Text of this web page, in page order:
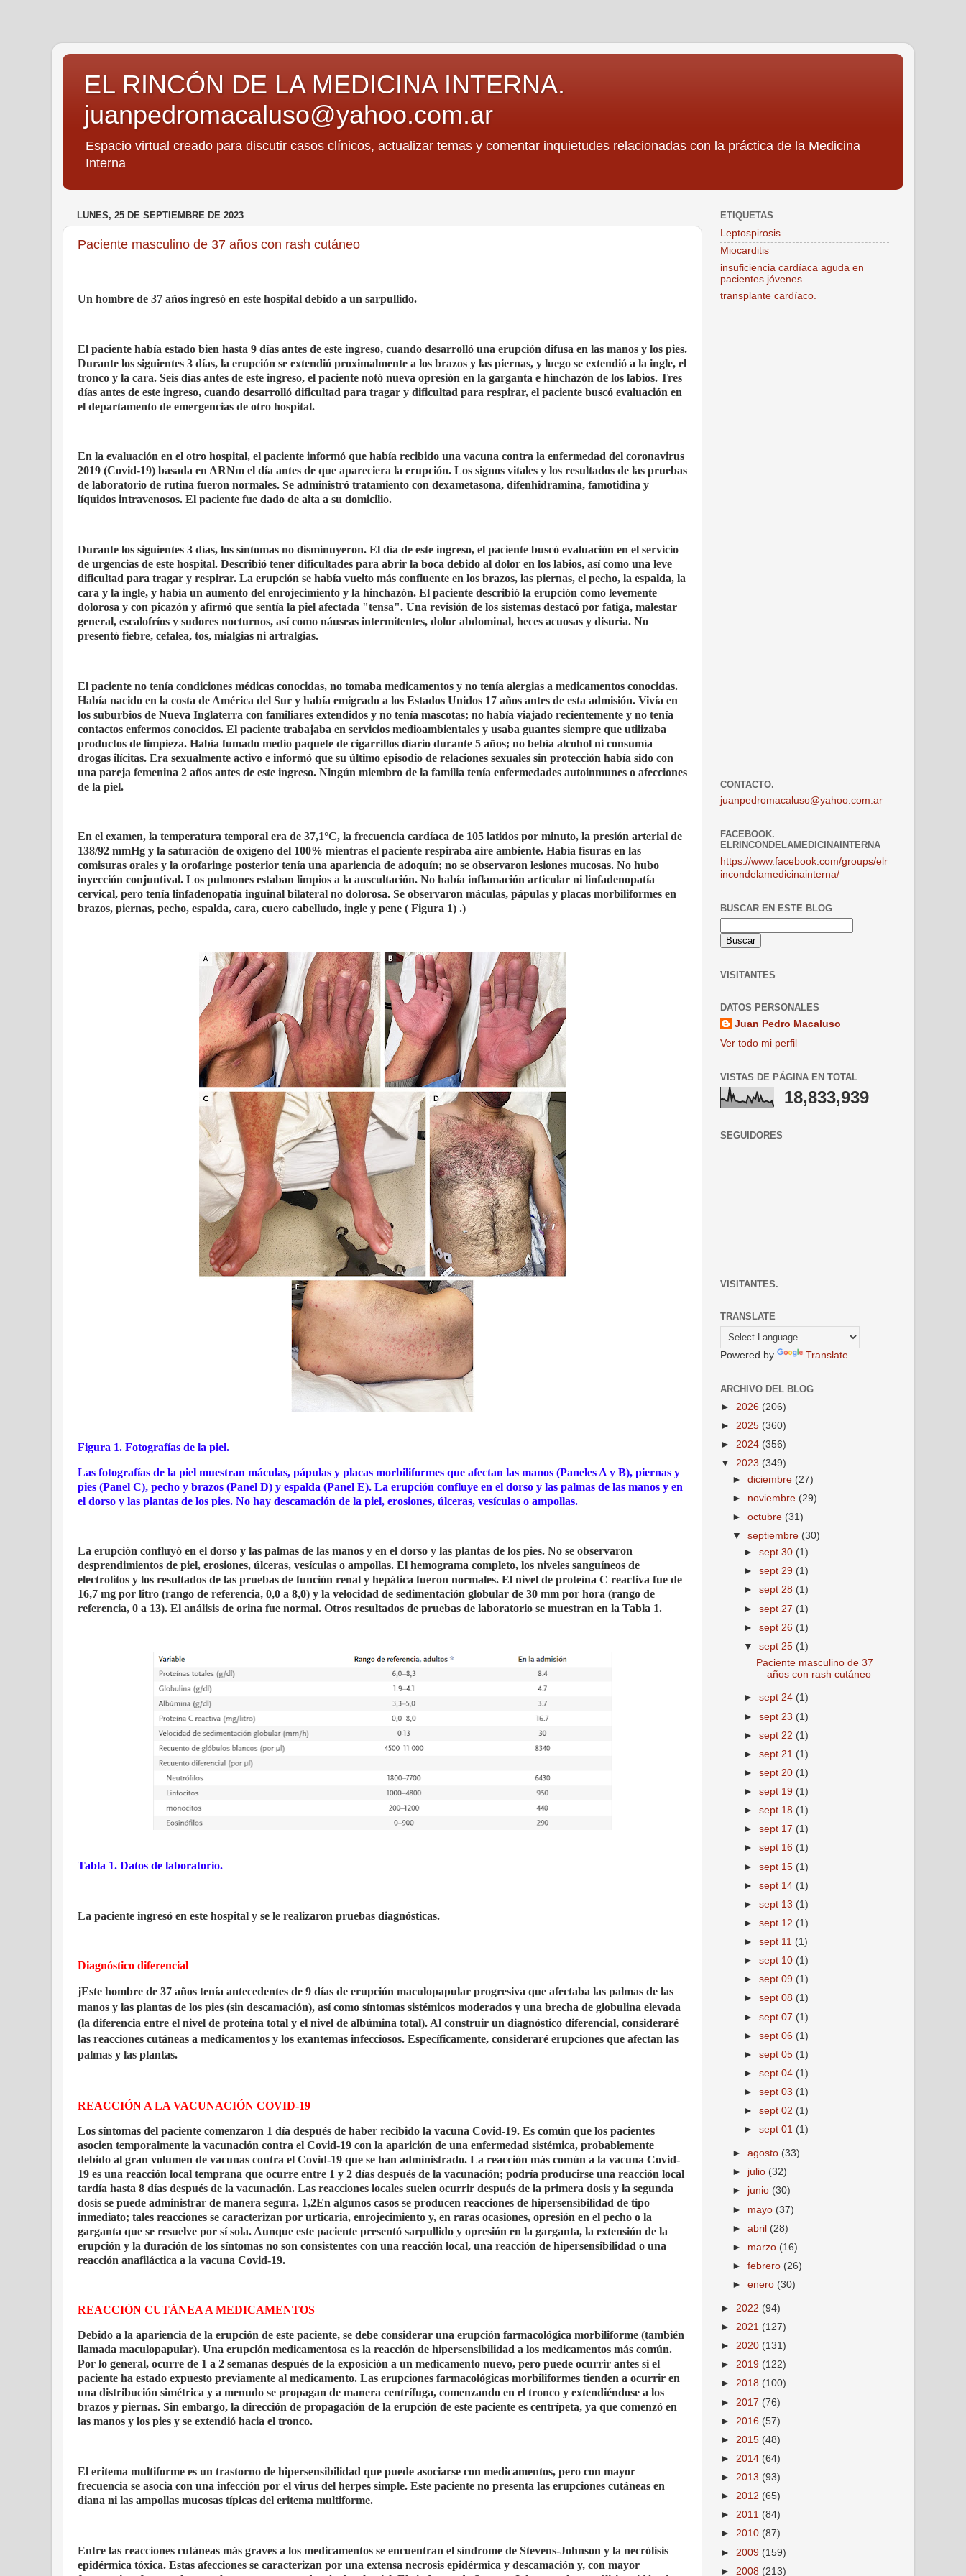
EL RINCÓN DE LA MEDICINA INTERNA.
juanpedromacaluso@yahoo.com.ar
Espacio virtual creado para discutir casos clínicos, actualizar temas y comentar inquietudes relacionadas con la práctica de la Medicina
Interna
LUNES, 25 DE SEPTIEMBRE DE 2023
Paciente masculino de 37 años con rash cutáneo
Un hombre de 37 años ingresó en este hospital debido a un sarpullido.
El paciente había estado bien hasta 9 días antes de este ingreso, cuando desarrolló una erupción difusa en las manos y los pies.
Durante los siguientes 3 días, la erupción se extendió proximalmente a los brazos y las piernas, y luego se extendió a la ingle, el
tronco y la cara. Seis días antes de este ingreso, el paciente notó nueva opresión en la garganta e hinchazón de los labios. Tres
días antes de este ingreso, cuando desarrolló dificultad para tragar y dificultad para respirar, el paciente buscó evaluación en
el departamento de emergencias de otro hospital.
En la evaluación en el otro hospital, el paciente informó que había recibido una vacuna contra la enfermedad del coronavirus
2019 (Covid-19) basada en ARNm el día antes de que apareciera la erupción. Los signos vitales y los resultados de las pruebas
de laboratorio de rutina fueron normales. Se administró tratamiento con dexametasona, difenhidramina, famotidina y
líquidos intravenosos. El paciente fue dado de alta a su domicilio.
Durante los siguientes 3 días, los síntomas no disminuyeron. El día de este ingreso, el paciente buscó evaluación en el servicio
de urgencias de este hospital. Describió tener dificultades para abrir la boca debido al dolor en los labios, así como una leve
dificultad para tragar y respirar. La erupción se había vuelto más confluente en los brazos, las piernas, el pecho, la espalda, la
cara y la ingle, y había un aumento del enrojecimiento y la hinchazón. El paciente describió la erupción como levemente
dolorosa y con picazón y afirmó que sentía la piel afectada "tensa". Una revisión de los sistemas destacó por fatiga, malestar
general, escalofríos y sudores nocturnos, así como náuseas intermitentes, dolor abdominal, heces acuosas y disuria. No
presentó fiebre, cefalea, tos, mialgias ni artralgias.
El paciente no tenía condiciones médicas conocidas, no tomaba medicamentos y no tenía alergias a medicamentos conocidas.
Había nacido en la costa de América del Sur y había emigrado a los Estados Unidos 17 años antes de esta admisión. Vivía en
los suburbios de Nueva Inglaterra con familiares extendidos y no tenía mascotas; no había viajado recientemente y no tenía
contactos enfermos conocidos. El paciente trabajaba en servicios medioambientales y usaba guantes siempre que utilizaba
productos de limpieza. Había fumado medio paquete de cigarrillos diario durante 5 años; no bebía alcohol ni consumía
drogas ilícitas. Era sexualmente activo e informó que su último episodio de relaciones sexuales sin protección había sido con
una pareja femenina 2 años antes de este ingreso. Ningún miembro de la familia tenía enfermedades autoinmunes o afecciones
de la piel.
En el examen, la temperatura temporal era de 37,1°C, la frecuencia cardíaca de 105 latidos por minuto, la presión arterial de
138/92 mmHg y la saturación de oxígeno del 100% mientras el paciente respiraba aire ambiente. Había fisuras en las
comisuras orales y la orofaringe posterior tenía una apariencia de adoquín; no se observaron lesiones mucosas. No hubo
inyección conjuntival. Los pulmones estaban limpios a la auscultación. No había inflamación articular ni linfadenopatía
cervical, pero tenía linfadenopatía inguinal bilateral no dolorosa. Se observaron máculas, pápulas y placas morbiliformes en
brazos, piernas, pecho, espalda, cara, cuero cabelludo, ingle y pene ( Figura 1) .)
Figura 1. Fotografías de la piel.
Las fotografías de la piel muestran máculas, pápulas y placas morbiliformes que afectan las manos (Paneles A y B), piernas y
pies (Panel C), pecho y brazos (Panel D) y espalda (Panel E). La erupción confluye en el dorso y las palmas de las manos y en
el dorso y las plantas de los pies. No hay descamación de la piel, erosiones, úlceras, vesículas o ampollas.
La erupción confluyó en el dorso y las palmas de las manos y en el dorso y las plantas de los pies. No se observaron
desprendimientos de piel, erosiones, úlceras, vesículas o ampollas. El hemograma completo, los niveles sanguíneos de
electrolitos y los resultados de las pruebas de función renal y hepática fueron normales. El nivel de proteína C reactiva fue de
16,7 mg por litro (rango de referencia, 0,0 a 8,0) y la velocidad de sedimentación globular de 30 mm por hora (rango de
referencia, 0 a 13). El análisis de orina fue normal. Otros resultados de pruebas de laboratorio se muestran en la Tabla 1.
Tabla 1. Datos de laboratorio.
La paciente ingresó en este hospital y se le realizaron pruebas diagnósticas.
Diagnóstico diferencial
jEste hombre de 37 años tenía antecedentes de 9 días de erupción maculopapular progresiva que afectaba las palmas de las
manos y las plantas de los pies (sin descamación), así como síntomas sistémicos moderados y una brecha de globulina elevada
(la diferencia entre el nivel de proteína total y el nivel de albúmina total). Al construir un diagnóstico diferencial, consideraré
las reacciones cutáneas a medicamentos y los exantemas infecciosos. Específicamente, consideraré erupciones que afectan las
palmas y las plantas.
REACCIÓN A LA VACUNACIÓN COVID-19
Los síntomas del paciente comenzaron 1 día después de haber recibido la vacuna Covid-19. Es común que los pacientes
asocien temporalmente la vacunación contra el Covid-19 con la aparición de una enfermedad sistémica, probablemente
debido al gran volumen de vacunas contra el Covid-19 que se han administrado. La reacción más común a la vacuna Covid-
19 es una reacción local temprana que ocurre entre 1 y 2 días después de la vacunación; podría producirse una reacción local
tardía hasta 8 días después de la vacunación. Las reacciones locales suelen ocurrir después de la primera dosis y la segunda
dosis se puede administrar de manera segura. 1,2En algunos casos se producen reacciones de hipersensibilidad de tipo
inmediato; tales reacciones se caracterizan por urticaria, enrojecimiento y, en raras ocasiones, opresión en el pecho o la
garganta que se resuelve por sí sola. Aunque este paciente presentó sarpullido y opresión en la garganta, la extensión de la
erupción y la duración de los síntomas no son consistentes con una reacción local, una reacción de hipersensibilidad o una
reacción anafiláctica a la vacuna Covid-19.
REACCIÓN CUTÁNEA A MEDICAMENTOS
Debido a la apariencia de la erupción de este paciente, se debe considerar una erupción farmacológica morbiliforme (también
llamada maculopapular). Una erupción medicamentosa es la reacción de hipersensibilidad a los medicamentos más común.
Por lo general, ocurre de 1 a 2 semanas después de la exposición a un medicamento nuevo, pero puede ocurrir antes si el
paciente ha estado expuesto previamente al medicamento. Las erupciones farmacológicas morbiliformes tienden a ocurrir en
una distribución simétrica y a menudo se propagan de manera centrífuga, comenzando en el tronco y extendiéndose a los
brazos y piernas. Sin embargo, la dirección de propagación de la erupción de este paciente es centrípeta, ya que comenzó en
las manos y los pies y se extendió hacia el tronco.
El eritema multiforme es un trastorno de hipersensibilidad que puede asociarse con medicamentos, pero con mayor
frecuencia se asocia con una infección por el virus del herpes simple. Este paciente no presenta las erupciones cutáneas en
diana ni las ampollas mucosas típicas del eritema multiforme.
Entre las reacciones cutáneas más graves a los medicamentos se encuentran el síndrome de Stevens-Johnson y la necrólisis
epidérmica tóxica. Estas afecciones se caracterizan por una extensa necrosis epidérmica y descamación y, con mayor
ETIQUETAS
Leptospirosis.
Miocarditis
insuficiencia cardíaca aguda en
pacientes jóvenes
transplante cardíaco.
CONTACTO.
juanpedromacaluso@yahoo.com.ar
FACEBOOK.
ELRINCONDELAMEDICINAINTERNA
https://www.facebook.com/groups/elr
incondelamedicinainterna/
BUSCAR EN ESTE BLOG
VISITANTES
DATOS PERSONALES
Juan Pedro Macaluso
Ver todo mi perfil
VISTAS DE PÁGINA EN TOTAL
18,833,939
SEGUIDORES
VISITANTES.
TRANSLATE
Powered by Translate
ARCHIVO DEL BLOG
► 2026 (206)
► 2025 (360)
► 2024 (356)
▼ 2023 (349)
►diciembre (27)
► noviembre (29)
►octubre (31)
▼septiembre (30)
►sept 30 (1)
►sept 29 (1)
►sept 28 (1)
►sept 27 (1)
►sept 26 (1)
▼sept 25 (1)
Paciente masculino de 37
años con rash cutáneo
►sept 24 (1)
►sept 23 (1)
►sept 22 (1)
►sept 21 (1)
►sept 20 (1)
►sept 19 (1)
►sept 18 (1)
►sept 17 (1)
►sept 16 (1)
►sept 15 (1)
►sept 14 (1)
►sept 13 (1)
►sept 12 (1)
►sept 11 (1)
►sept 10 (1)
►sept 09 (1)
►sept 08 (1)
►sept 07 (1)
►sept 06 (1)
►sept 05 (1)
►sept 04 (1)
►sept 03 (1)
►sept 02 (1)
►sept 01 (1)
►agosto (33)
► julio (32)
► junio (30)
► mayo (37)
►abril (28)
► marzo (16)
►febrero (26)
►enero (30)
► 2022 (94)
► 2021 (127)
► 2020 (131)
► 2019 (122)
► 2018 (100)
► 2017 (76)
► 2016 (57)
► 2015 (48)
► 2014 (64)
► 2013 (93)
► 2012 (65)
► 2011 (84)
► 2010 (87)
► 2009 (159)
► 2008 (213)